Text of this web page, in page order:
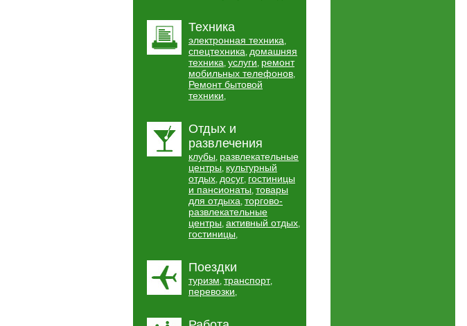
Техника
электронная техника,
спецтехника, домашняя
техника, услуги, ремонт
мобильных телефонов,
Ремонт бытовой
техники,
Отдых и
развлечения
клубы, развлекательные
центры, культурный
отдых, досуг, гостиницы
и пансионаты, товары
для отдыха, торгово-
развлекательные
центры, активный отдых,
гостиницы,
Поездки
туризм, транспорт,
перевозки,